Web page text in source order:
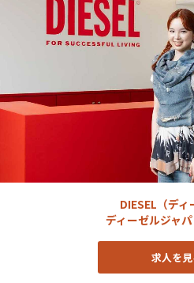
DIESEL（ディ
ディーゼルジャ
求人を